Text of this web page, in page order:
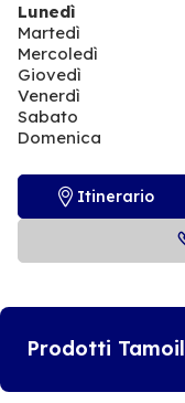
Lunedì
Martedì
Mercoledì
Giovedì
Venerdì
Sabato
Domenica
Itinerario
Prodotti Tamoil